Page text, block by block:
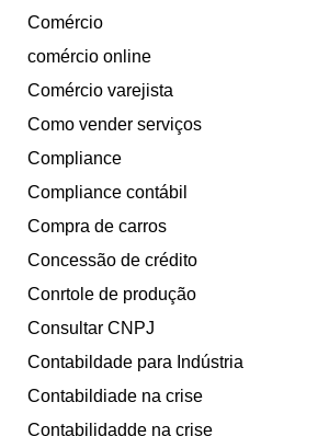
Comércio
comércio online
Comércio varejista
Como vender serviços
Compliance
Compliance contábil
Compra de carros
Concessão de crédito
Conrtole de produção
Consultar CNPJ
Contabildade para Indústria
Contabildiade na crise
Contabilidadde na crise